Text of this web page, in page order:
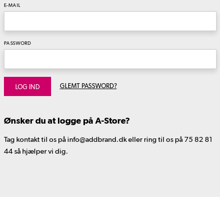
E-MAIL
PASSWORD
LOG IND GLEMT PASSWORD?
Ønsker du at logge på A-Store?
Tag kontakt til os på info@addbrand.dk eller ring til os på 75 82 81
44 så hjælper vi dig.